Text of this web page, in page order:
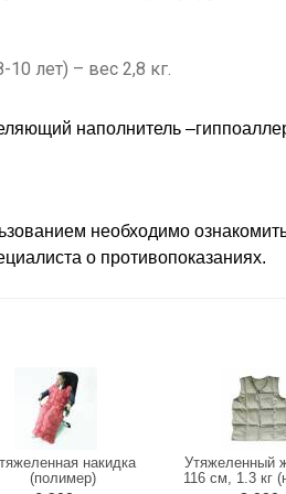
лет) – вес 2,8 кг.
наполнитель
необходимо
о противопоказаниях.
накидка
(полимер)
Утяжеленный
116 см, 1.3 кг